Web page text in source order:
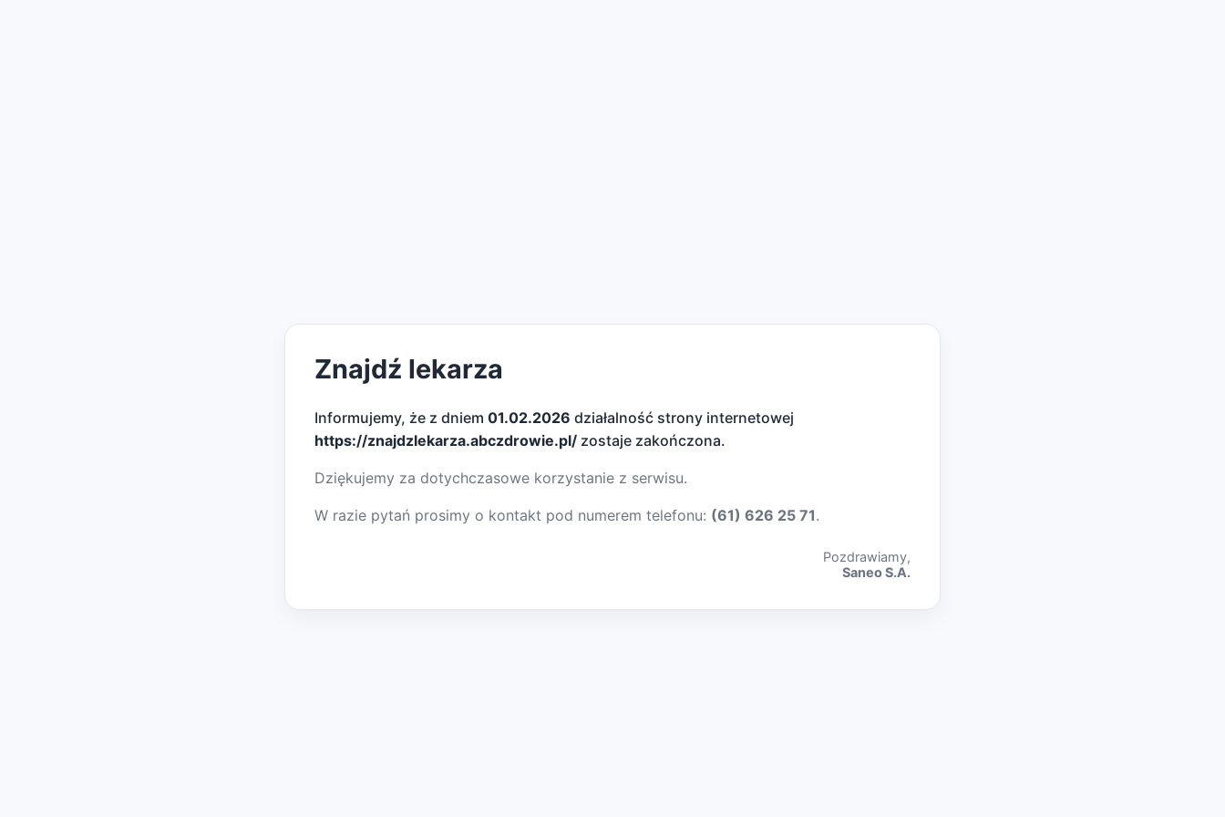
Znajdź lekarza
Informujemy, że z dniem 01.02.2026 działalność strony internetowej
https://znajdzlekarza.abczdrowie.pl/ zostaje zakończona.
Dziękujemy za dotychczasowe korzystanie z serwisu.
W razie pytań prosimy o kontakt pod numerem telefonu: (61) 626 25 71.
Pozdrawiamy,
Saneo S.A.